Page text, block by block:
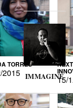
TORRES
2015
15/
IMMAGINE